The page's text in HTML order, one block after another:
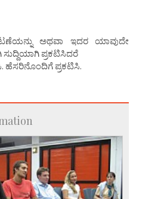
ಅಥವಾ ಇದರ ಯಾವುದೇ
ಸುದ್ದಿಯಾಗಿ ಪ್ರಕಟಿಸಿದರೆ
ಹೆಸರಿನೊಂದಿಗೆ ಪ್ರಕಟಿಸಿ.